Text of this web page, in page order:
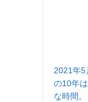
2021年5
の10年
な時間